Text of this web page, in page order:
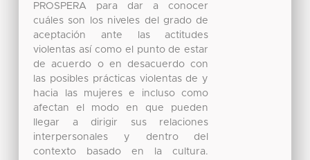
PROSPERA para dar a conocer
cuáles son los niveles del grado de
aceptación ante las actitudes
violentas así como el punto de estar
de acuerdo o en desacuerdo con
las posibles prácticas violentas de y
hacia las mujeres e incluso como
afectan el modo en que pueden
llegar a dirigir sus relaciones
interpersonales y dentro del
contexto basado en la cultura.